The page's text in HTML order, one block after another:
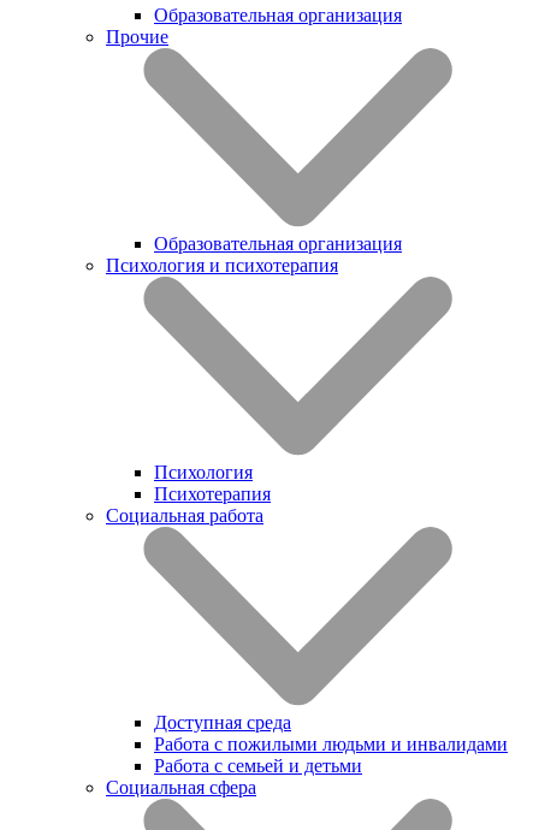
Образовательная организация
Прочие
Образовательная организация
Психология и психотерапия
Психология
Психотерапия
Социальная работа
Доступная среда
Работа с пожилыми людьми и инвалидами
Работа с семьей и детьми
Социальная сфера